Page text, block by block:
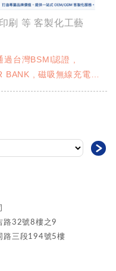
刷 等 客製化工藝
過台灣BSMI認證
BANK
磁吸無線充電
刷 UV彩印 雷射雕刻
＞
路32號8樓之9
路三段194號5樓